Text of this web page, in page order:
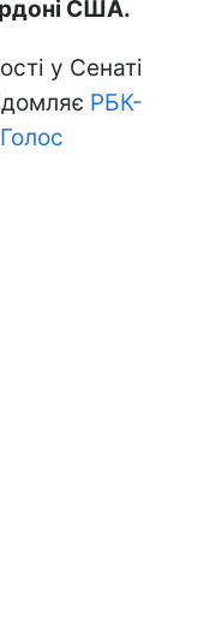
США.
у Сенаті
РБК-
Голос